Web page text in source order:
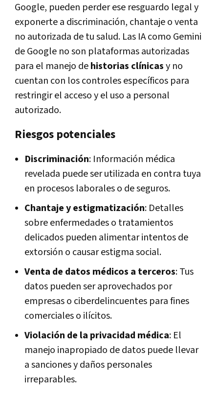
Google, pueden perder ese resguardo legal y
exponerte a discriminación, chantaje o venta
no autorizada de tu salud. Las IA como Gemini
de Google no son plataformas autorizadas
para el manejo dehistorias clínicasy no
cuentan con los controles específicos para
restringir el acceso y el uso a personal
autorizado.
Riesgos potenciales
Discriminación: Información médica
revelada puede ser utilizada en contra tuya
en procesos laborales o de seguros.
Chantaje y estigmatización: Detalles
sobre enfermedades o tratamientos
delicados pueden alimentar intentos de
extorsión o causar estigma social.
Venta de datos médicos a terceros: Tus
datos pueden ser aprovechados por
empresas o ciberdelincuentes para fines
comerciales o ilícitos.
Violación de la privacidad médica: El
manejo inapropiado de datos puede llevar
a sanciones y daños personales
irreparables.